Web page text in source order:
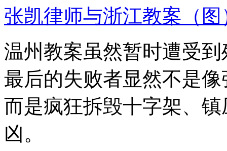
张凯律师与浙江教案（图
温州教案虽然暂时遭受
最后的失败者显然不是
而是疯狂拆毁十字架、
凶。